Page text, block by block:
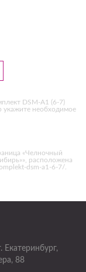
DSM-A1 (6-7)
укажите необходимое
«Челночный
расположена
dsm-a1-6-7/.
Екатеринбург,
88